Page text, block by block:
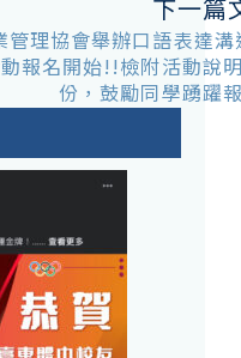
下一篇
理協會舉辦口語表達
報名開始!!檢附活動說
份，鼓勵同學踴躍